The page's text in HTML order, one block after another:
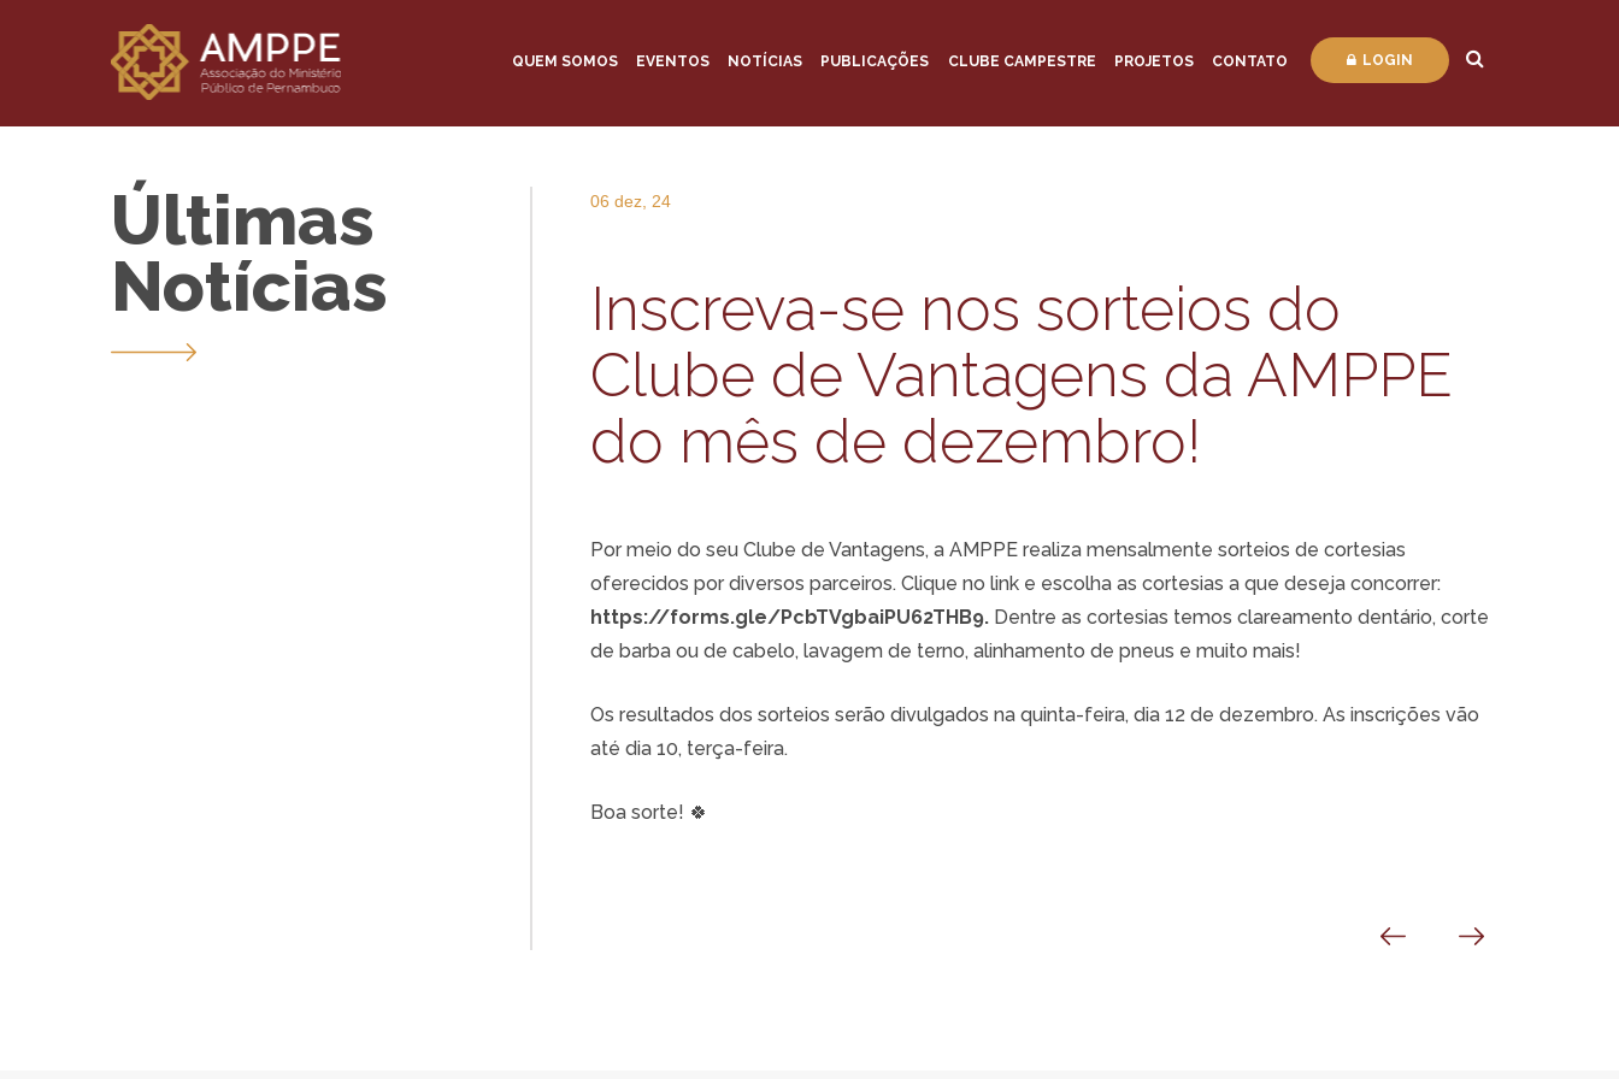
QUEM SOMOS EVENTOS NOTÍCIAS PUBLICAÇÕES CLUBE CAMPESTRE PROJETOS CONTATO LOGIN
Últimas
Notícias
06 dez, 24
Inscreva-se nos sorteios do
Clube de Vantagens da AMPPE
do mês de dezembro!
Por meio do seu Clube de Vantagens, a AMPPE realiza mensalmente sorteios de cortesias
oferecidos por diversos parceiros. Clique no link e escolha as cortesias a que deseja concorrer:
https://forms.gle/PcbTVgbaiPU62THB9. Dentre as cortesias temos clareamento dentário, corte
de barba ou de cabelo, lavagem de terno, alinhamento de pneus e muito mais!
Os resultados dos sorteios serão divulgados na quinta-feira, dia 12 de dezembro. As inscrições vão
até dia 10, terça-feira.
Boa sorte! 🍀